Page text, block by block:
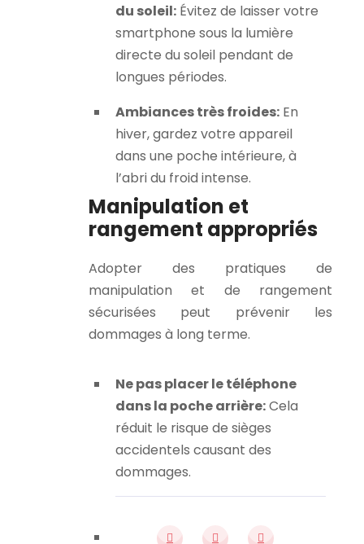
du soleil: Évitez de laisser votre
smartphone sous la lumière
directe du soleil pendant de
longues périodes.
Ambiances très froides: En
hiver, gardez votre appareil
dans une poche intérieure, à
l’abri du froid intense.
Manipulation et
rangement appropriés
Adopter des pratiques de
manipulation et de rangement
sécurisées peut prévenir les
dommages à long terme.
Ne pas placer le téléphone
dans la poche arrière:Cela
réduit le risque de sièges
accidentels causant des
dommages.